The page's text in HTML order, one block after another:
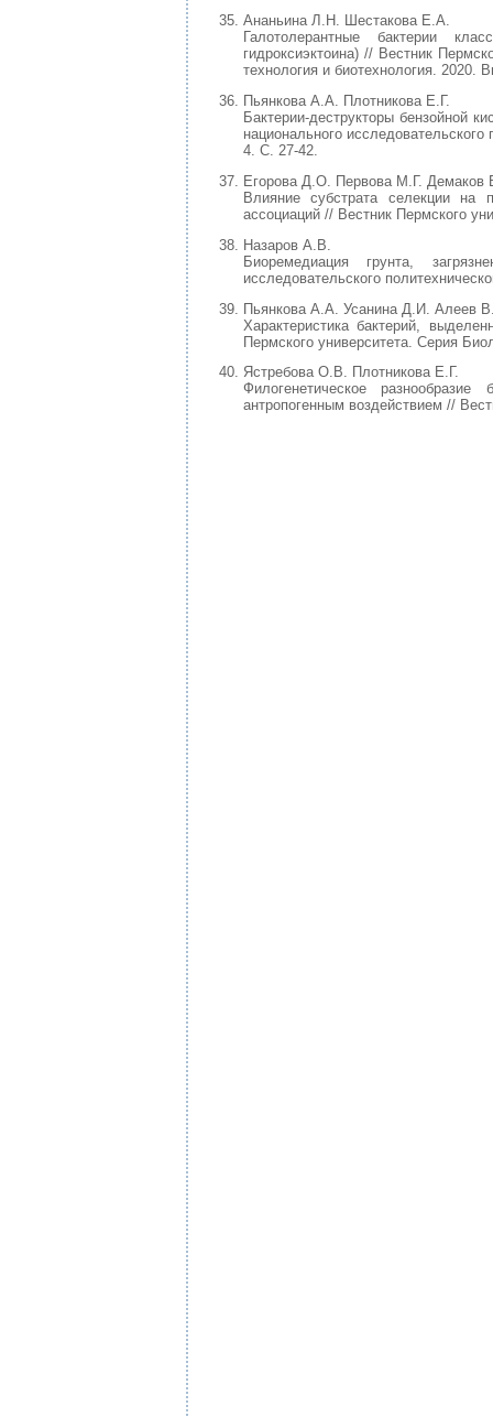
Ананьина Л.Н. Шестакова Е.А.
Галотолерантные бактерии
гидроксиэктоина) // Вестник
технология и биотехнология. 2020.
Пьянкова А.А. Плотникова Е.Г.
Бактерии-деструкторы бензойной
национального
4. С. 27-42.
Егорова Д.О. Первова М.Г. Демаков
Влияние субстрата селекции на
ассоциаций // Вестник Пермского
Назаров А.В.
Биоремедиация грунта,
исследовательского
Пьянкова А.А. Усанина Д.И. Алеев
Характеристика бактерий,
Пермского университета. Серия
Ястребова О.В. Плотникова Е.Г.
Филогенетическое
антропогенным воздействием //